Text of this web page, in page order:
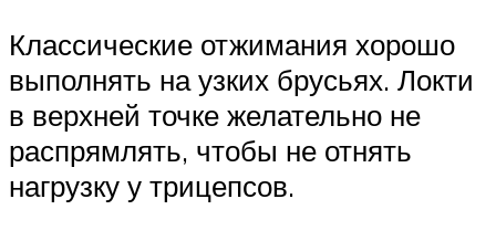
Классические отжимания хорошо
выполнять на узких брусьях. Локти
в верхней точке желательно не
распрямлять, чтобы не отнять
нагрузку у трицепсов.